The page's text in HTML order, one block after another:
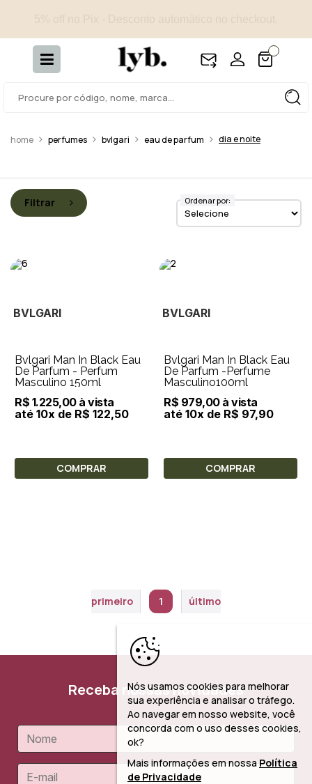
perfumes bvlgari eau de parfum dia e noite
Filtrar Ordenar por:
BVLGARI
Bvlgari Man In Black Eau
De Parfum - Perfum
Masculino 150ml
R$ 1.225,00 à vista
até 10x de R$ 122,50
COMPRAR
BVLGARI
Bvlgari Man In Black Eau
De Parfum -Perfume
Masculino100ml
R$ 979,00 à vista
até 10x de R$ 97,90
COMPRAR
primeiro 1 último
Receba nossas novidades
Nós usamos cookies para melhorar
sua experiência e analisar o tráfego.
Ao navegar em nosso website, você
concorda com o uso desses cookies,
ok?
Mais informações em nossa Política
de Privacidade